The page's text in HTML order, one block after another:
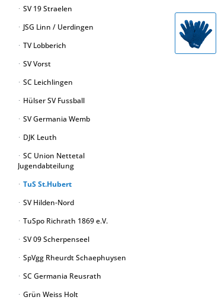
SV 19 Straelen
JSG Linn / Uerdingen
TV Lobberich
SV Vorst
SC Leichlingen
Hülser SV Fussball
SV Germania Wemb
DJK Leuth
SC Union Nettetal
Jugendabteilung
TuS St.Hubert
SV Hilden-Nord
TuSpo Richrath 1869 e.V.
SV 09 Scherpenseel
SpVgg Rheurdt Schaephuysen
SC Germania Reusrath
Grün Weiss Holt